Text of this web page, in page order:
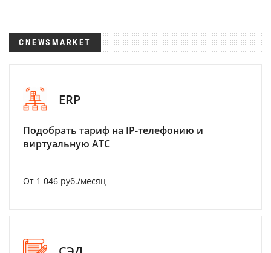
CNEWSMARKET
ERP
Подобрать тариф на IP-телефонию и
виртуальную АТС
От 1 046 руб./месяц